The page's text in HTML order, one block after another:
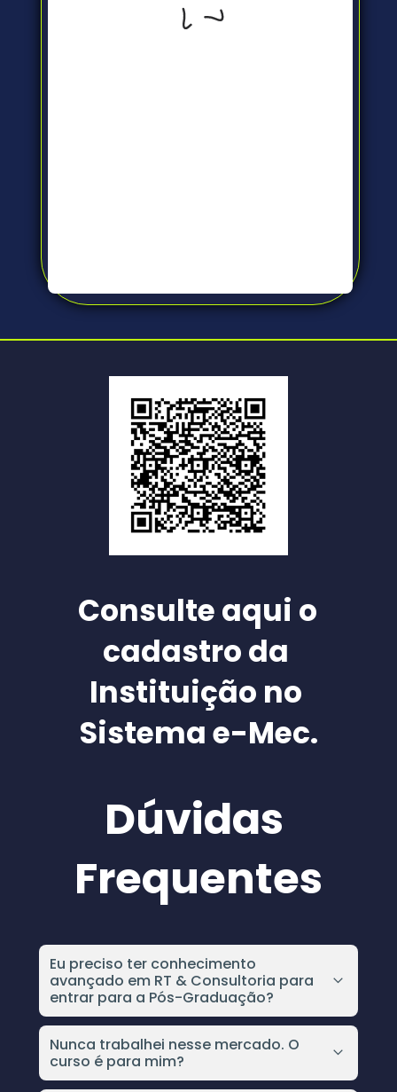
Consulte aqui o
cadastro da
Instituição no
Sistema e-Mec.
Dúvidas
Frequentes
Eu preciso ter conhecimento
avançado em RT & Consultoria para
entrar para a Pós-Graduação?
Absolutamente não. A Pós vai te tirar do
absoluto zero e levar até o nível mais avançado
dentro da RT & Consultoria de Alimentos, você
precisa estar finalizando ou formada na sua
Nunca trabalhei nesse mercado. O
curso é para mim?